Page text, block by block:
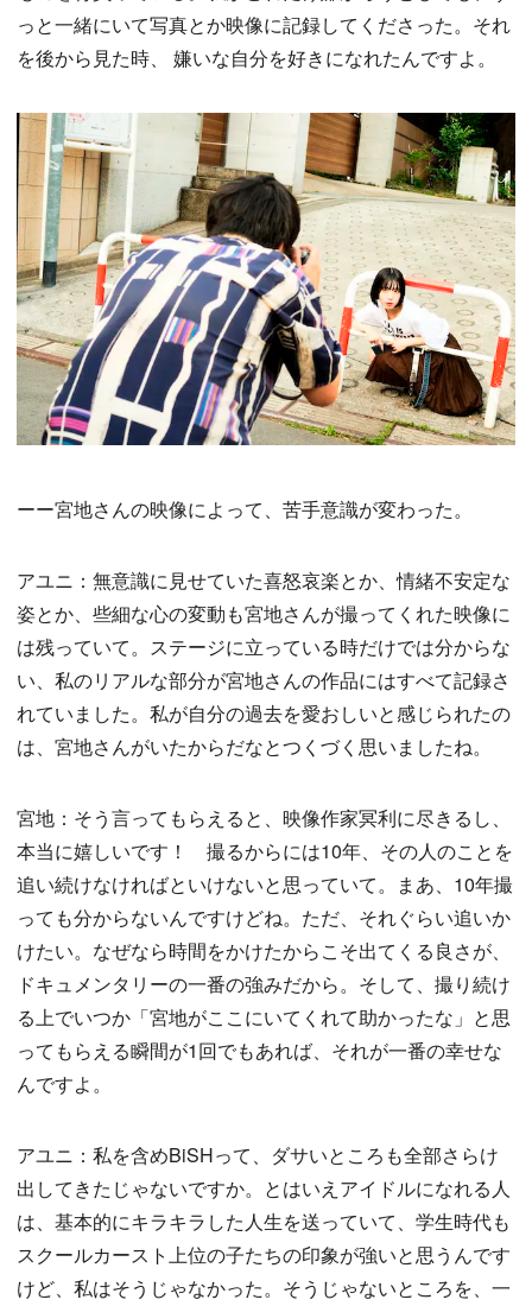
っと一緒にいて写真とか映像に記録してくださった。それ
を後から見た時、 嫌いな自分を好きになれたんですよ。
ーー宮地さんの映像によって、苦手意識が変わった。
アユニ：無意識に見せていた喜怒哀楽とか、情緒不安定な
姿とか、些細な心の変動も宮地さんが撮ってくれた映像に
は残っていて。ステージに立っている時だけでは分からな
い、私のリアルな部分が宮地さんの作品にはすべて記録さ
れていました。私が自分の過去を愛おしいと感じられたの
は、宮地さんがいたからだなとつくづく思いましたね。
宮地：そう言ってもらえると、映像作家冥利に尽きるし、
本当に嬉しいです！ 撮るからには10年、その人のことを
追い続けなければといけないと思っていて。まあ、10年撮
っても分からないんですけどね。ただ、それぐらい追いか
けたい。なぜなら時間をかけたからこそ出てくる良さが、
ドキュメンタリーの一番の強みだから。そして、撮り続け
る上でいつか「宮地がここにいてくれて助かったな」と思
ってもらえる瞬間が1回でもあれば、それが一番の幸せな
んですよ。
アユニ：私を含めBiSHって、ダサいところも全部さらけ
出してきたじゃないですか。とはいえアイドルになれる人
は、基本的にキラキラした人生を送っていて、学生時代も
スクールカースト上位の子たちの印象が強いと思うんです
けど、私はそうじゃなかった。そうじゃないところを、一